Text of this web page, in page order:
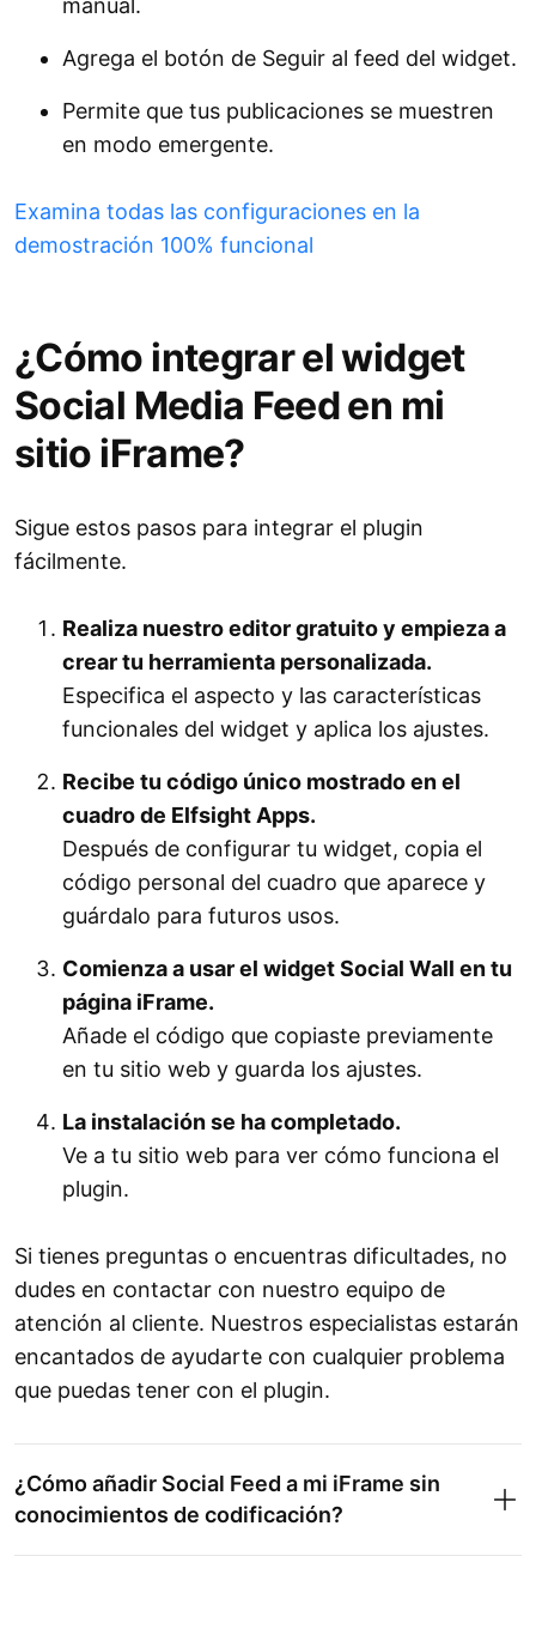
manual.
Agrega el botón de Seguir al feed del widget.
Permite que tus publicaciones se muestren
en modo emergente.
Examina todas las configuraciones en la
demostración 100% funcional
¿Cómo integrar el widget
Social Media Feed en mi
sitio iFrame?
Sigue estos pasos para integrar el plugin
fácilmente.
Realiza nuestro editor gratuito y empieza a
crear tu herramienta personalizada.
Especifica el aspecto y las características
funcionales del widget y aplica los ajustes.
Recibe tu código único mostrado en el
cuadro de Elfsight Apps.
Después de configurar tu widget, copia el
código personal del cuadro que aparece y
guárdalo para futuros usos.
Comienza a usar el widget Social Wall en tu
página iFrame.
Añade el código que copiaste previamente
en tu sitio web y guarda los ajustes.
La instalación se ha completado.
Ve a tu sitio web para ver cómo funciona el
plugin.
Si tienes preguntas o encuentras dificultades, no
dudes en contactar con nuestro equipo de
atención al cliente. Nuestros especialistas estarán
encantados de ayudarte con cualquier problema
que puedas tener con el plugin.
¿Cómo añadir Social Feed a mi iFrame sin
conocimientos de codificación?